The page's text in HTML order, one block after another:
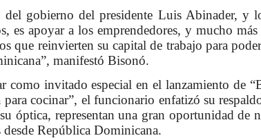
del gobierno del presidente Luis Abinader, y
es apoyar a los emprendedores, y mucho
que reinvierten su capital de trabajo para
manifestó Bisonó.
como invitado especial en el lanzamiento de
cocinar”, el funcionario enfatizó su
óptica, representan una gran oportunidad de
desde República Dominicana.